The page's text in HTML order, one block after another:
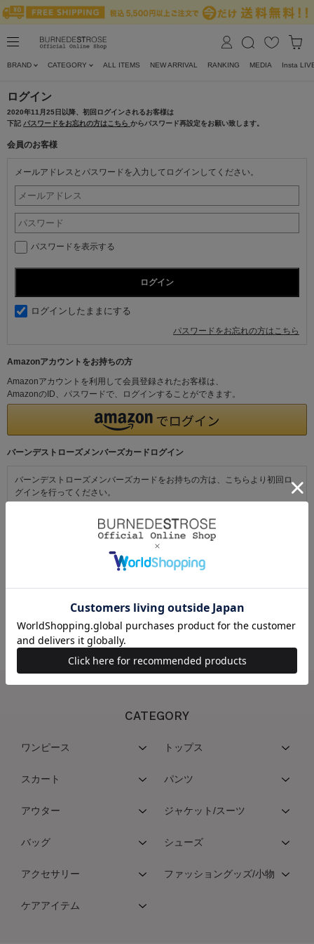
BRAND CATEGORY ALL ITEMS NEW ARRIVAL RANKING MEDIA Insta
ログイン
2020年11月25日以降、初回ログインされるお客様は
下記 パスワードをお忘れの方はこちら からパスワード再設定をお願い致します。
会員のお客様
メールアドレスとパスワードを入力してログインしてください。
パスワードを表示する
ログインしたままにする
パスワードをお忘れの方はこちら
Amazonアカウントをお持ちの方
Amazonアカウントを利用して会員登録されたお客様は、
AmazonのID、パスワードで、ログインすることができます。
バーンデストローズメンバーズカードログイン
バーンデストローズメンバーズカードをお持ちの方は、こちらより初回ロ
グインを行ってください。
初めてご利用の方・会員以外の方
初めてご利用のお客様は、こちらから会員登録を行ってください。
うになります。
CATEGORY
ワンピース トップス
スカート パンツ
アウター ジャケット/スーツ
バッグ シューズ
アクセサリー ファッショングッズ/小物
ケアアイテム